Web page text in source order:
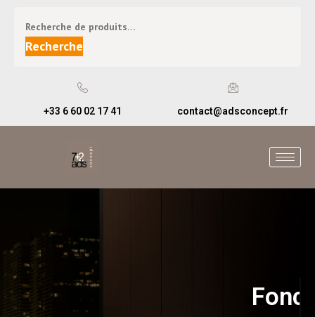
Recherche
+33 6 60 02 17 41 contact@adsconcept.fr